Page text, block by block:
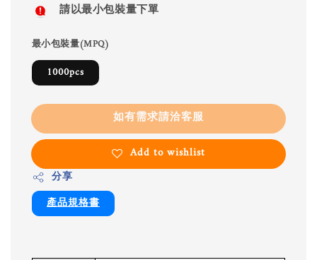
請以最小包裝量下單
最小包裝量(MPQ)
1000pcs
如有需求請洽客服
Add to wishlist
分享
產品規格書